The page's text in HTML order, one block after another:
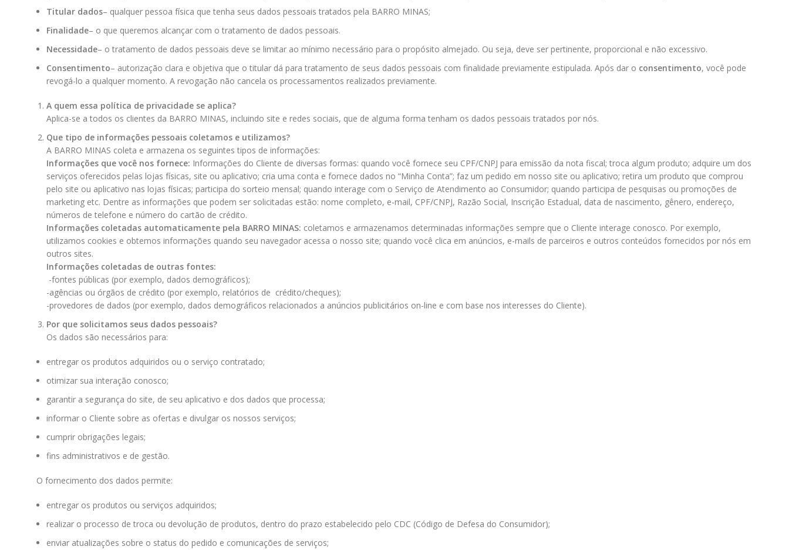
Titular dados– qualquer pessoa física que tenha seus dados pessoais tratados pela BARRO MINAS;
Finalidade– o que queremos alcançar com o tratamento de dados pessoais.
Necessidade– o tratamento de dados pessoais deve se limitar ao mínimo necessário para o propósito almejado. Ou seja, deve ser pertinente, proporcional e não excessivo.
Consentimento– autorização clara e objetiva que o titular dá para tratamento de seus dados pessoais com finalidade previamente estipulada. Após dar o consentimento, você pode
revogá-lo a qualquer momento. A revogação não cancela os processamentos realizados previamente.
A quem essa política de privacidade se aplica?
Aplica-se a todos os clientes da BARRO MINAS, incluindo site e redes sociais, que de alguma forma tenham os dados pessoais tratados por nós.
Que tipo de informações pessoais coletamos e utilizamos?
A BARRO MINAS coleta e armazena os seguintes tipos de informações:
Informações que você nos fornece: Informações do Cliente de diversas formas: quando você fornece seu CPF/CNPJ para emissão da nota fiscal; troca algum produto; adquire um dos
serviços oferecidos pelas lojas físicas, site ou aplicativo; cria uma conta e fornece dados no “Minha Conta”; faz um pedido em nosso site ou aplicativo; retira um produto que comprou
pelo site ou aplicativo nas lojas físicas; participa do sorteio mensal; quando interage com o Serviço de Atendimento ao Consumidor; quando participa de pesquisas ou promoções de
marketing etc. Dentre as informações que podem ser solicitadas estão: nome completo, e-mail, CPF/CNPJ, Razão Social, Inscrição Estadual, data de nascimento, gênero, endereço,
números de telefone e número do cartão de crédito.
Informações coletadas automaticamente pela BARRO MINAS: coletamos e armazenamos determinadas informações sempre que o Cliente interage conosco. Por exemplo,
utilizamos cookies e obtemos informações quando seu navegador acessa o nosso site; quando você clica em anúncios, e-mails de parceiros e outros conteúdos fornecidos por nós em
outros sites.
Informações coletadas de outras fontes:
-fontes públicas (por exemplo, dados demográficos);
-agências ou órgãos de crédito (por exemplo, relatórios de crédito/cheques);
-provedores de dados (por exemplo, dados demográficos relacionados a anúncios publicitários on-line e com base nos interesses do Cliente).
Por que solicitamos seus dados pessoais?
Os dados são necessários para:
entregar os produtos adquiridos ou o serviço contratado;
otimizar sua interação conosco;
garantir a segurança do site, de seu aplicativo e dos dados que processa;
informar o Cliente sobre as ofertas e divulgar os nossos serviços;
cumprir obrigações legais;
fins administrativos e de gestão.
O fornecimento dos dados permite:
entregar os produtos ou serviços adquiridos;
realizar o processo de troca ou devolução de produtos, dentro do prazo estabelecido pelo CDC (Código de Defesa do Consumidor);
enviar atualizações sobre o status do pedido e comunicações de serviços;